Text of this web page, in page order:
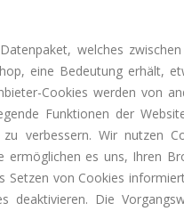
welches
eine Bedeutung erhält,
Cookies werden von
Funktionen der
verbessern. Wir nutzen
ermöglichen es uns, Ihren
von Cookies
deaktivieren. Die